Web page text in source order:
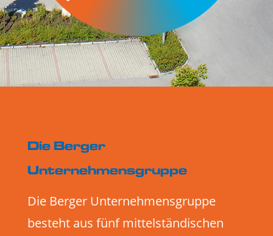
Die Berger
Unternehmensgruppe
Die Berger Unternehmensgruppe
besteht aus fünf mittelständischen